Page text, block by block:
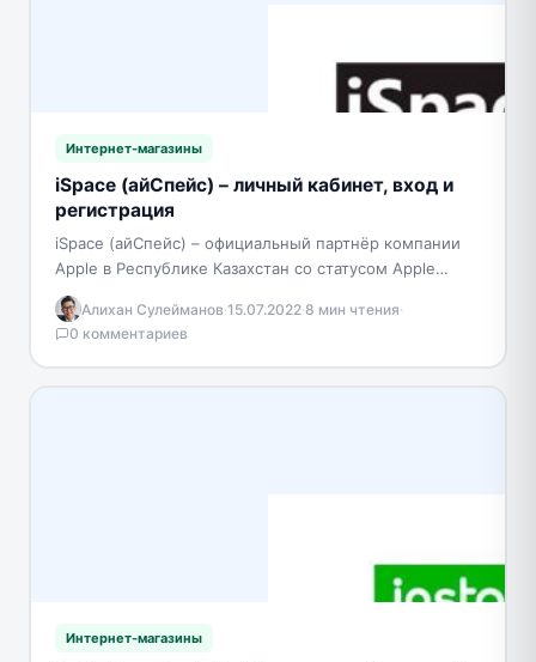
Интернет-магазины
iSpace (айСпейс) – личный кабинет, вход и
регистрация
iSpace (айСпейс) – официальный партнёр компании
Apple в Республике Казахстан со статусом Apple
Premium Reseller. В магазинах можно не только
купить iPhone,…
Алихан Сулейманов·15.07.2022·8 мин чтения·
0 комментариев
Интернет-магазины